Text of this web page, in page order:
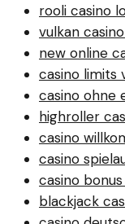
rooli casino
vulkan
new online
casino limits
casino ohne
highroller
casino
casino
casino
blackjack